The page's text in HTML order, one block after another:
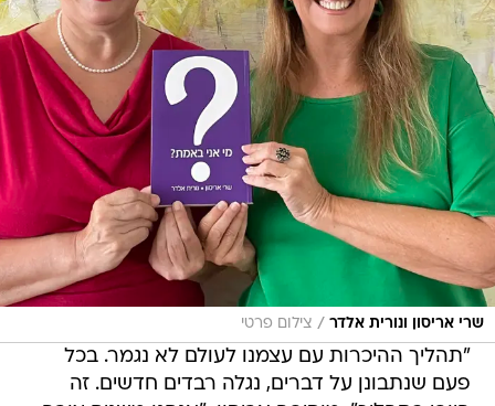
שרי אריסון ונורית אלדר / צילום פרטי
"תהליך ההיכרות עם עצמנו לעולם לא נגמר. בכל
פעם שנתבונן על דברים, נגלה רבדים חדשים. זה